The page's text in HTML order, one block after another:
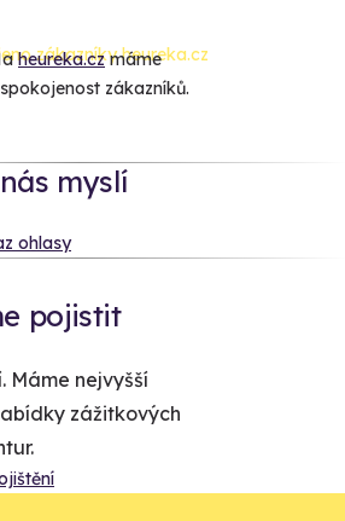
heureka.czmáme
zákazníků.
myslí
ohlasy
pojistit
Máme nejvyšší
zážitkových